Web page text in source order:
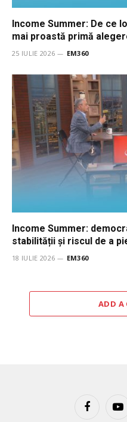
Income Summer: De ce
mai proastă primă
25 IULIE 2026 EM360
Income Summer:
stabilității și riscul de a
18 IULIE 2026 EM360
ADD A
Facebook